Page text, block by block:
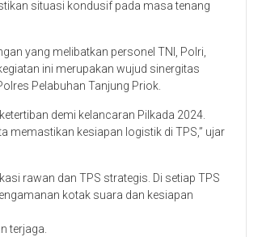
situasi kondusif pada masa tenang
yang melibatkan personel TNI, Polri,
ini merupakan wujud sinergitas
Pelabuhan Tanjung Priok.
demi kelancaran Pilkada 2024.
memastikan kesiapan logistik di TPS,” ujar
rawan dan TPS strategis. Di setiap TPS
kotak suara dan kesiapan
terjaga.